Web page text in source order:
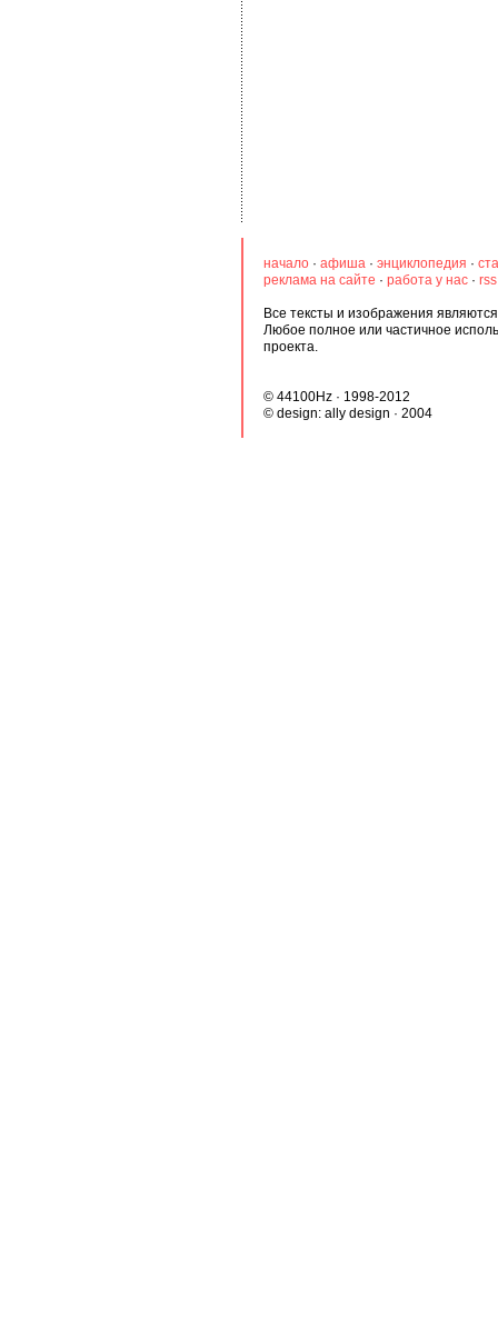
начало · афиша · энциклопедия ·
реклама на сайте · работа у нас ·
Все тексты и изображения
Любое полное или частичное
проекта.
© 44100Hz · 1998-2012
© design: ally design · 2004